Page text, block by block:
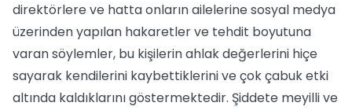
direktörlere ve hatta onların ailelerine sosyal medya
üzerinden yapılan hakaretler ve tehdit boyutuna
varan söylemler, bu kişilerin ahlak değerlerini hiçe
sayarak kendilerini kaybettiklerini ve çok çabuk etki
altında kaldıklarını göstermektedir. Şiddete meyilli ve